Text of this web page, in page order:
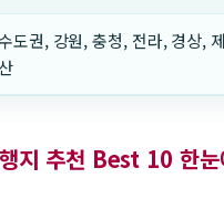
도권, 강원, 충청, 전라, 경상,
산
지 추천 Best 10 한눈